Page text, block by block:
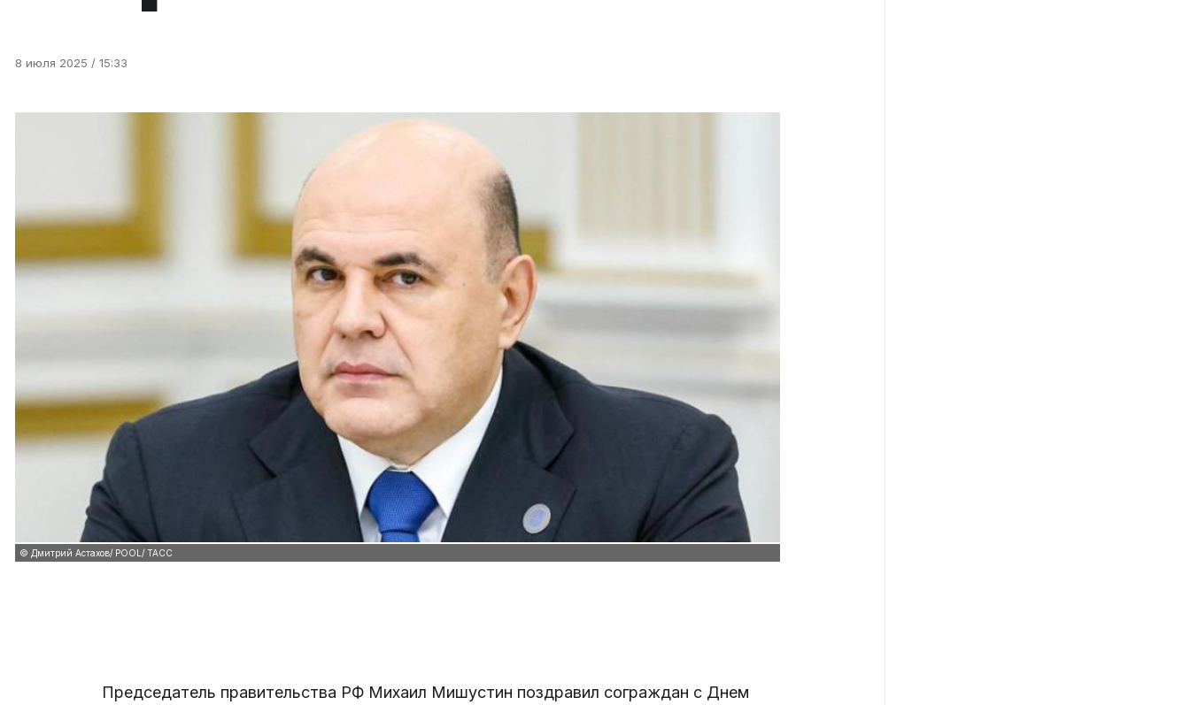
8 июля 2025 / 15:33
© Дмитрий Астахов/ POOL/ ТАСС
Председатель правительства РФ Михаил Мишустин поздравил сограждан с Днем